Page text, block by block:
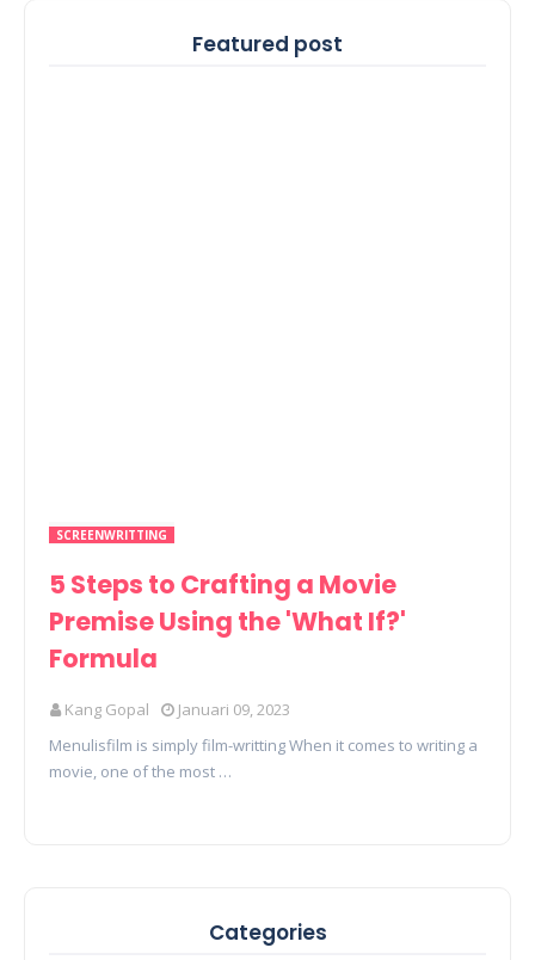
Featured post
SCREENWRITTING
5 Steps to Crafting a Movie
Premise Using the 'What If?'
Formula
Kang Gopal
Januari 09, 2023
Menulisfilm is simply film-writting When it comes to writing a
movie, one of the most …
Categories